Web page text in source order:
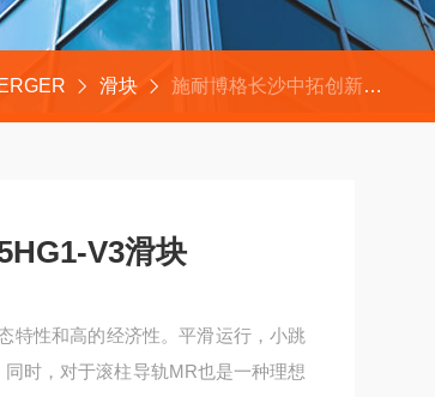
滑块 施耐博格长沙中拓创新科技轴承BMW35HG1-V3滑块
V3滑块
特性和高的经济性。平滑运行，小跳
时，对于滚柱导轨MR也是一种理想